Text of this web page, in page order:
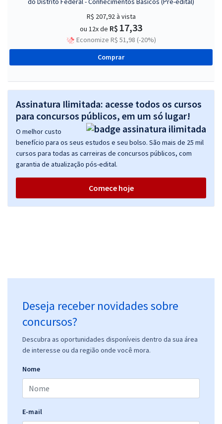
R$ 207,92à vista
ou 12x de R$ 17,33
Economize R$ 51,98 (-20%)
Comprar
Assinatura Ilimitada: acesse todos os cursos
para concursos públicos, em um só lugar!
O melhor custo
benefício para os seus estudos e seu bolso. São mais de 25 mil
cursos para todas as carreiras de concursos públicos, com
garantia de atualização pós-edital.
Comece hoje
Deseja receber novidades sobre
concursos?
Descubra as oportunidades disponíveis dentro da sua área
de interesse ou da região onde você mora.
Nome
E-mail